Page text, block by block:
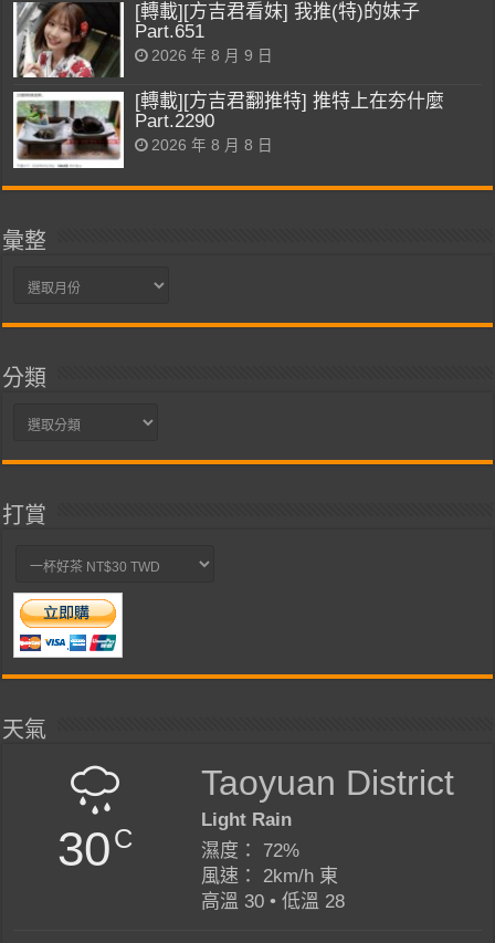
[轉載][方吉君看妹] 我推(特)的妹子
Part.651
2026 年 8 月 9 日
[轉載][方吉君翻推特] 推特上在夯什麼
Part.2290
2026 年 8 月 8 日
彙整
彙
分類
分
打賞
天氣
30C
Taoyuan District
Light Rain
濕度： 72%
風速： 2km/h 東
高溫 30 • 低溫 28